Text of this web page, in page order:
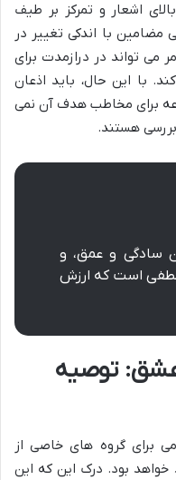
اشعار و تمرکز بر طیف
با اندکی تغییر در
می تواند در درازمدت برای
با این حال، باید اذعان
برای مخاطب هدف آن نمی
هستند.
سادگی و عمق، و
است که ارزش
توصیه
برای گروه های خاصی از
خواهد بود. درک این که این